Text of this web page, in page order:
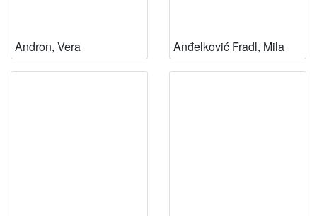
Andron, Vera Anđelković Fradl, Mila